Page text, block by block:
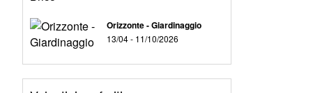
Orizzonte - Giardinaggio
13/04 - 11/10/2026